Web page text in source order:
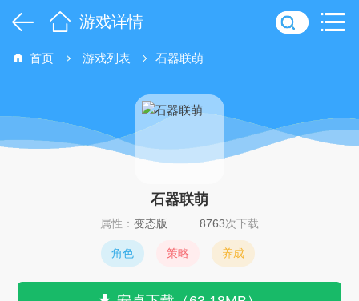
游戏详情
首页 游戏列表 石器联萌
石器联萌
属性： 变态版 8763次下载
角色 策略 养成